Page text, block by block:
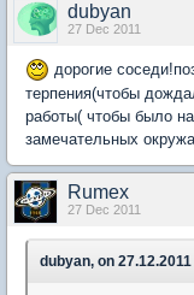
dubyan
27 Dec 2011
дорогие
терпения(чтобы
работы( чтобы было
замечательных
Rumex
27 Dec 2011
dubyan, on